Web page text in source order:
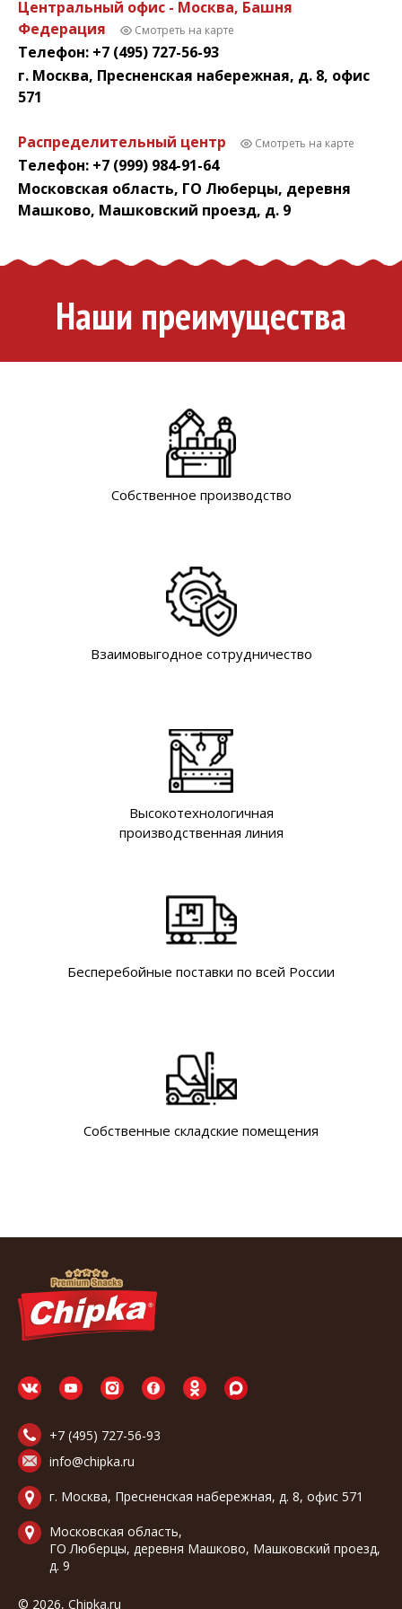
Центральный офис - Москва, Башня
Федерация
Смотреть на карте
Телефон: +7 (495) 727-56-93
г. Москва, Пресненская набережная, д. 8, офис
571
Распределительный центр Смотреть на карте
Телефон: +7 (999) 984-91-64
Московская область, ГО Люберцы, деревня
Машково, Машковский проезд, д. 9
Наши преимущества
Собственное производство
Взаимовыгодное сотрудничество
Высокотехнологичная
производственная линия
Бесперебойные поставки по всей России
Собственные складские помещения
© 2026, Chipka.ru
+7 (495) 727-56-93
info@chipka.ru
г. Москва, Пресненская набережная, д. 8, офис 571
Московская область,
ГО Люберцы, деревня Машково, Машковский проезд,
д. 9